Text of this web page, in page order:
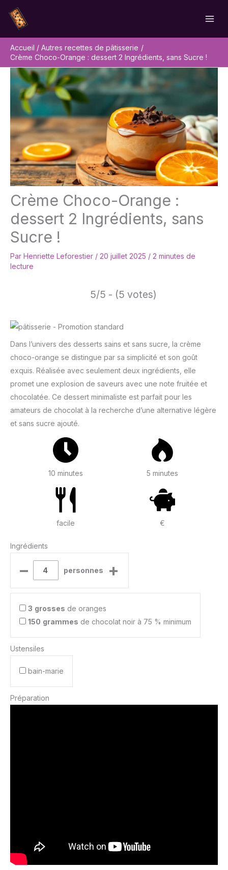
contenu
Accueil
Autres recettes de pâtisserie
Crème Choco-Orange : dessert 2 Ingrédients, sans Sucre !
Crème Choco-Orange :
dessert 2 Ingrédients, sans
Sucre !
Par Henriette Leforestier / 20 juillet 2025 / 2 minutes de
lecture
5/5 - (5 votes)
Dans l’univers des desserts sains et sans sucre, la crème
choco-orange se distingue par sa simplicité et son goût
exquis. Réalisée avec seulement deux ingrédients, elle
promet une explosion de saveurs avec une note fruitée et
chocolatée. Ce dessert minimaliste est parfait pour les
amateurs de chocolat à la recherche d’une alternative légère
et sans sucre ajouté.
10 minutes 5 minutes
facile €
Ingrédients
– personnes +
3 grosses de oranges
150 grammes de chocolat noir à 75 % minimum
Ustensiles
bain-marie
Préparation
Rechercher